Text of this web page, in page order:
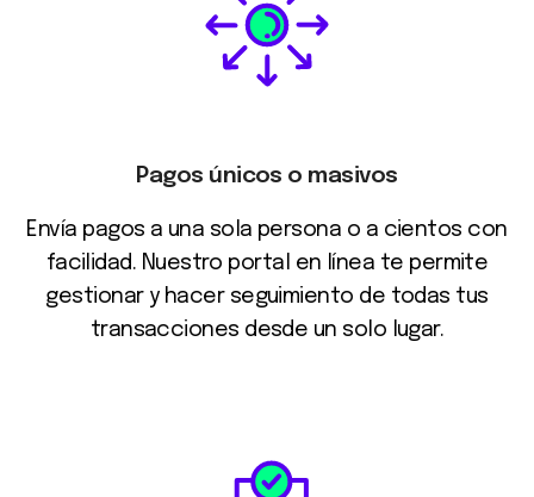
Pagos únicos o masivos
Envía pagos a una sola persona o a cientos con
facilidad. Nuestro portal en línea te permite
gestionar y hacer seguimiento de todas tus
transacciones desde un solo lugar.